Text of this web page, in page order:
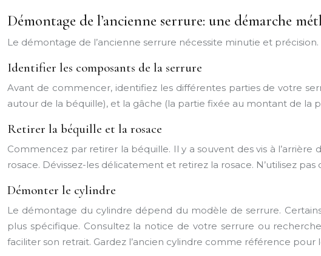
Démontage de l’ancienne serrure: une démarche
Le démontage de l’ancienne serrure nécessite minutie et
Identifier les composants de la serrure
Avant de commencer, identifiez les différentes parties de votre
autour de la béquille), et la gâche (la partie fixée au montant de
Retirer la béquille et la rosace
Commencez par retirer la béquille. Il y a souvent des vis à
rosace. Dévissez-les délicatement et retirez la rosace. N’utilisez
Démonter le cylindre
Le démontage du cylindre dépend du modèle de serrure.
plus spécifique. Consultez la notice de votre serrure ou
faciliter son retrait. Gardez l’ancien cylindre comme référence pour